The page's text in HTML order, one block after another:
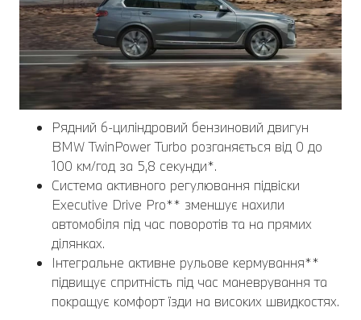
Рядний 6-циліндровий бензиновий двигун
BMW TwinPower Turbo розганяється від 0 до
100 км/год за 5,8 секунди*.
Система активного регулювання підвіски
Executive Drive Pro** зменшує нахили
автомобіля під час поворотів та на прямих
ділянках.
Інтегральне активне рульове кермування**
підвищує спритність під час маневрування та
покращує комфорт їзди на високих швидкостях.